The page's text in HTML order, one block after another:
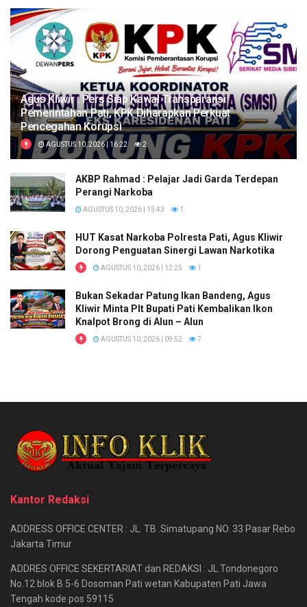
Agus Kliwir : Pers Siap Kawal Transparansi
Pemerintahan Pati, KPK Diharapkan Perkuat
Pencegahan Korupsi
AGUSTUS 10, 2026 | 16:22 2
AKBP Rahmad : Pelajar Jadi Garda Terdepan
Perangi Narkoba
AGUSTUS 10, 2026 | 15:43 1
HUT Kasat Narkoba Polresta Pati, Agus Kliwir
Dorong Penguatan Sinergi Lawan Narkotika
AGUSTUS 10, 2026 | 12:25 1
Bukan Sekadar Patung Ikan Bandeng, Agus
Kliwir Minta Plt Bupati Pati Kembalikan Ikon
Knalpot Brong di Alun – Alun
AGUSTUS 10, 2026 | 09:52 7
Kantor Redaksi
ADDRESS OFFICE CENTER : JL. TB .Simatupang NO. 33 Pasar Rebo
Jakarta Timur
ADDRES OFFICE SEKERTARIAT dan REDAKSI : JL.Tondonegoro
No.12 blok B 5-6 Dosoman Pati wetan Kabupaten Pati Jawa
Tengah kode pos 59115